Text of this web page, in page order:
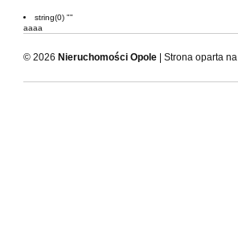
string(0) ""
aaaa
© 2026 Nieruchomości Opole | Strona oparta na